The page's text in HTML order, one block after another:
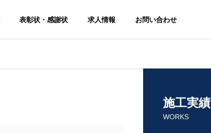
表彰状・感謝状 求人情報 お問い合わせ
施工実績
WORKS